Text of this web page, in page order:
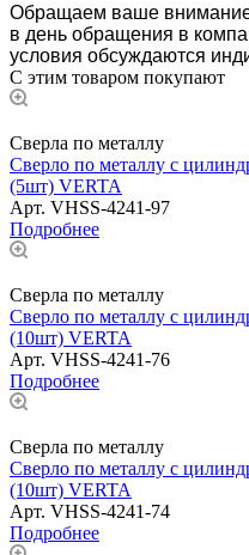
Обращаем ваше
в день обращения в
условия обсуждаются
С этим товаром покупают
Сверла по металлу
Сверло по металлу с
(5шт) VERTA
Арт. VHSS-4241-97
Подробнее
Сверла по металлу
Сверло по металлу с
(10шт) VERTA
Арт. VHSS-4241-76
Подробнее
Сверла по металлу
Сверло по металлу с
(10шт) VERTA
Арт. VHSS-4241-74
Подробнее